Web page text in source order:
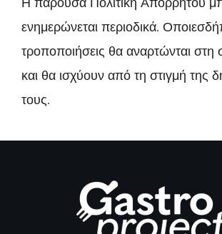
ενημερώνεται περιοδικά.
τροποποιήσεις θα αναρτώνται στη
και θα ισχύουν από τη στιγμή της
τους.